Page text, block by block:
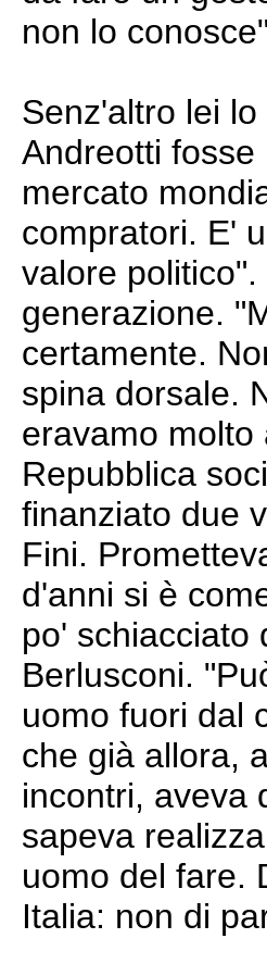
non lo
Senz'altro lei
Andreotti
mercato
compratori. E'
valore
generazione.
certamente.
spina dorsale.
eravamo molto
Repubblica
finanziato due
Fini.
d'anni si è
po' schiacciato
Berlusconi.
uomo fuori dal
che già allora,
incontri, aveva
sapeva
uomo del fare.
Italia: non di